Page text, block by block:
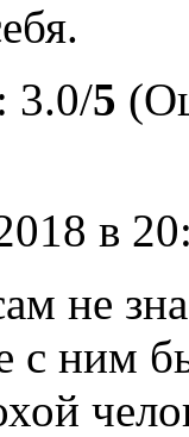
3.0/5
в
не
с ним